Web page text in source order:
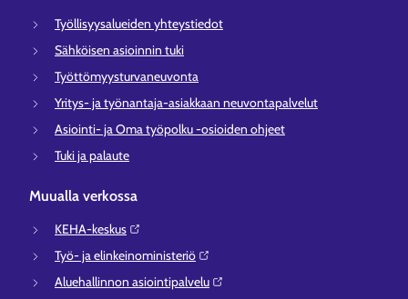
Työllisyysalueiden yhteystiedot
Sähköisen asioinnin tuki
Työttömyysturvaneuvonta
Yritys- ja työnantaja-asiakkaan neuvontapalvelut
Asiointi- ja Oma työpolku -osioiden ohjeet
Tuki ja palaute
Muualla verkossa
KEHA-keskus⁠
Työ- ja elinkeinoministeriö⁠
Aluehallinnon asiointipalvelu⁠